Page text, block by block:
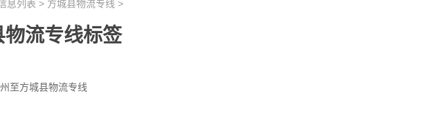
息列表 > 方城县物流专线 >
物流专线标签
至方城县物流专线